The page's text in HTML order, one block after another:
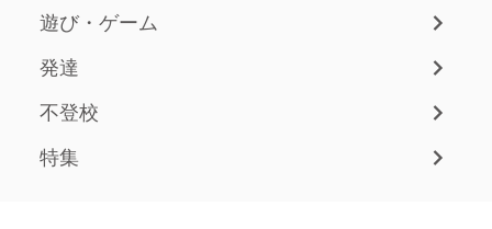
遊び・ゲーム
発達
不登校
特集